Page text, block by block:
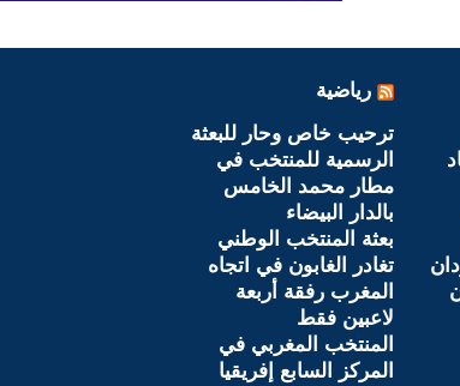
رياضية
ترحيب خاص وحار للبعثة
الرسمية للمنتخب في
مطار محمد الخامس
بالدار البيضاء
بعثة المنتخب الوطني
تغادر الغابون في اتجاه
المغرب رفقة أربعة
لاعبين فقط
المنتخب المغربي في
المركز السابع إفريقيا